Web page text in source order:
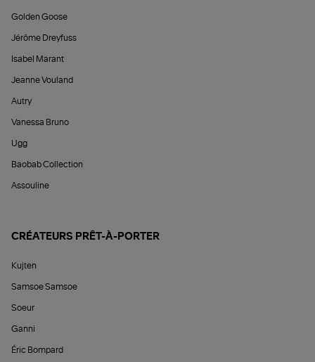
Golden Goose
Jérôme Dreyfuss
Isabel Marant
Jeanne Vouland
Autry
Vanessa Bruno
Ugg
Baobab Collection
Assouline
CRÉATEURS PRÊT-À-PORTER
Kujten
Samsoe Samsoe
Soeur
Ganni
Éric Bompard